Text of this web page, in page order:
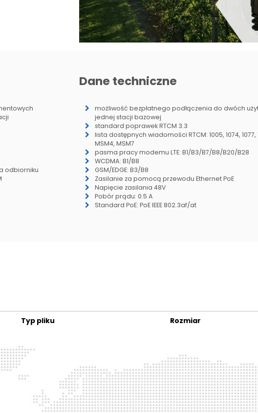
odbiorniku
Dane techniczne
możliwość bezpłatnego podłączenia do dwóch
jednej stacji bazowej
standard poprawek RTCM 3.3
lista dostępnych wiadomości RTCM: 1005, 1074, 1077,
MSM4, MSM7
pasma pracy modemu LTE: B1/B3/B7/B8/B20/B28
WCDMA: B1/B8
GSM/EDGE: B3/B8
Zasilanie za pomocą przewodu Ethernet PoE
Napięcie zasilania 48V
Pobór prądu: 0.5 A
Standard PoE: PoE IEEE 802.3af/at
Typ pliku Rozmiar